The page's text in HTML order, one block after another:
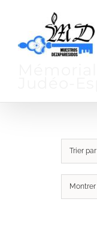
contenu
Trier par
Montrer